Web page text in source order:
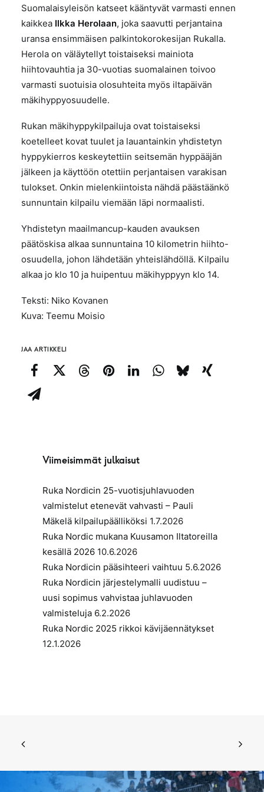
Suomalaisyleisön katseet kääntyvät varmasti ennen
kaikkea Ilkka Herolaan, joka saavutti perjantaina
uransa ensimmäisen palkintokorokesijan Rukalla.
Herola on väläytellyt toistaiseksi mainiota
hiihtovauhtia ja 30-vuotias suomalainen toivoo
varmasti suotuisia olosuhteita myös iltapäivän
mäkihyppyosuudelle.
Rukan mäkihyppykilpailuja ovat toistaiseksi
koetelleet kovat tuulet ja lauantainkin yhdistetyn
hyppykierros keskeytettiin seitsemän hyppääjän
jälkeen ja käyttöön otettiin perjantaisen varakisan
tulokset. Onkin mielenkiintoista nähdä päästäänkö
sunnuntain kilpailu viemään läpi normaalisti.
Yhdistetyn maailmancup-kauden avauksen
päätöskisa alkaa sunnuntaina 10 kilometrin hiihto-
osuudella, johon lähdetään yhteislähdöllä. Kilpailu
alkaa jo klo 10 ja huipentuu mäkihyppyyn klo 14.
Teksti: Niko Kovanen
Kuva: Teemu Moisio
JAA ARTIKKELI
Viimeisimmät julkaisut
Ruka Nordicin 25-vuotisjuhlavuoden
valmistelut etenevät vahvasti – Pauli
Mäkelä kilpailupäälliköksi 1.7.2026
Ruka Nordic mukana Kuusamon Iltatoreilla
kesällä 2026 10.6.2026
Ruka Nordicin pääsihteeri vaihtuu 5.6.2026
Ruka Nordicin järjestelymalli uudistuu –
uusi sopimus vahvistaa juhlavuoden
valmisteluja 6.2.2026
Ruka Nordic 2025 rikkoi kävijäennätykset
12.1.2026